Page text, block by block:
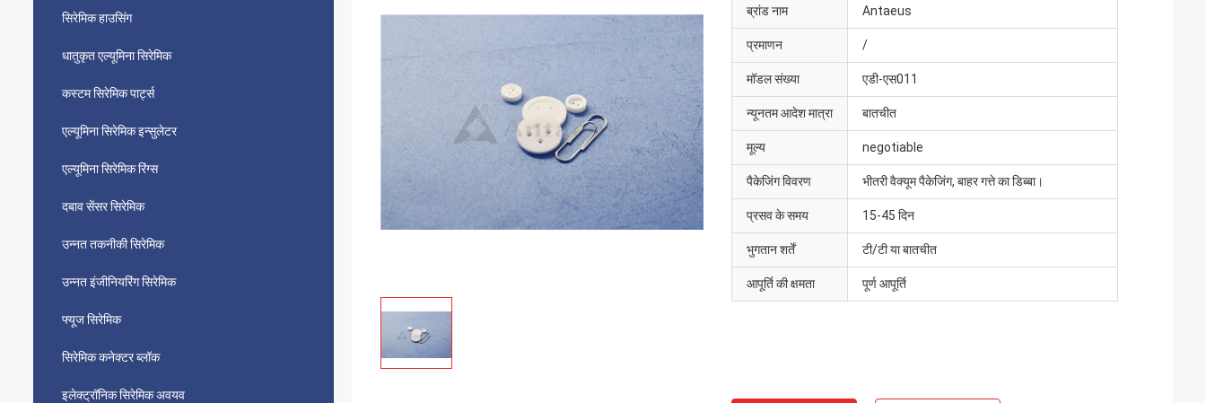
सिरेमिक हाउसिंग
धातुकृत एल्यूमिना सिरेमिक
कस्टम सिरेमिक पार्ट्स
एल्यूमिना सिरेमिक इन्सुलेटर
एल्यूमिना सिरेमिक रिंग्स
दबाव सेंसर सिरेमिक
उन्नत तकनीकी सिरेमिक
उन्नत इंजीनियरिंग सिरेमिक
फ्यूज सिरेमिक
सिरेमिक कनेक्टर ब्लॉक
इलेक्ट्रॉनिक सिरेमिक अवयव
ब्रांड नाम Antaeus
प्रमाणन /
मॉडल संख्या एडी-एस011
न्यूनतम आदेश मात्रा बातचीत
मूल्य negotiable
पैकेजिंग विवरण भीतरी वैक्यूम पैकेजिंग, बाहर गत्ते का डिब्बा।
प्रसव के समय 15-45 दिन
भुगतान शर्तें टी/टी या बातचीत
आपूर्ति की क्षमता पूर्ण आपूर्ति